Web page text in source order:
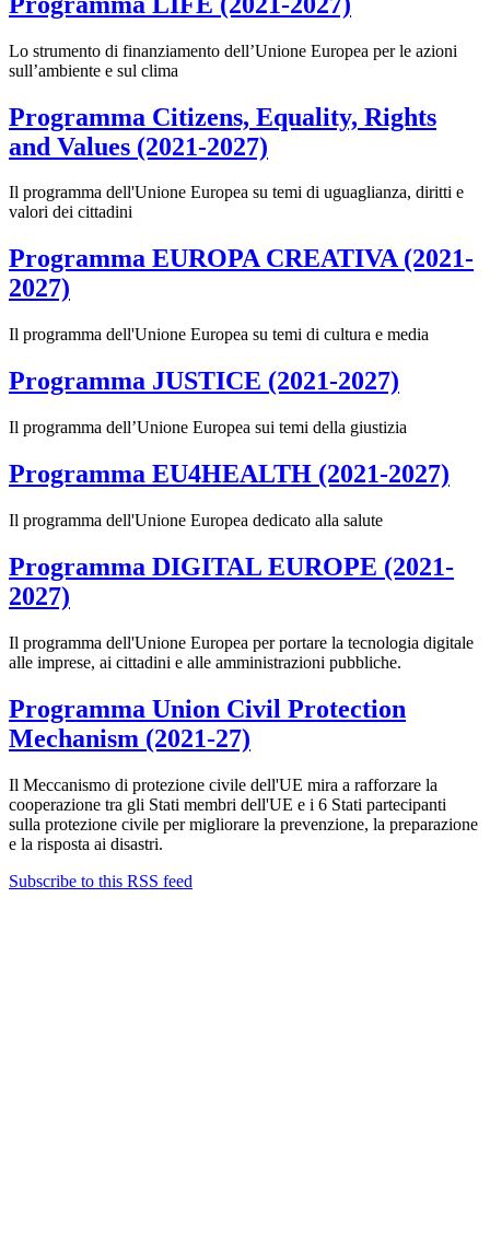
Lo strumento di finanziamento dell’Unione Europea per le azioni
sull’ambiente e sul clima
Programma Citizens, Equality, Rights
and Values (2021-2027)
Il programma dell'Unione Europea su temi di uguaglianza, diritti e
valori dei cittadini
Programma EUROPA CREATIVA (2021-
2027)
Il programma dell'Unione Europea su temi di cultura e media
Programma JUSTICE (2021-2027)
Il programma dell’Unione Europea sui temi della giustizia
Programma EU4HEALTH (2021-2027)
Il programma dell'Unione Europea dedicato alla salute
Programma DIGITAL EUROPE (2021-
2027)
Il programma dell'Unione Europea per portare la tecnologia digitale
alle imprese, ai cittadini e alle amministrazioni pubbliche.
Programma Union Civil Protection
Mechanism (2021-27)
Il Meccanismo di protezione civile dell'UE mira a rafforzare la
cooperazione tra gli Stati membri dell'UE e i 6 Stati partecipanti
sulla protezione civile per migliorare la prevenzione, la preparazione
e la risposta ai disastri.
Subscribe to this RSS feed